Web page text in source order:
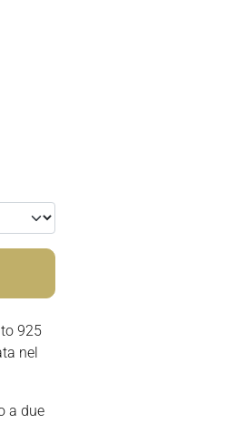
925
nel
a due